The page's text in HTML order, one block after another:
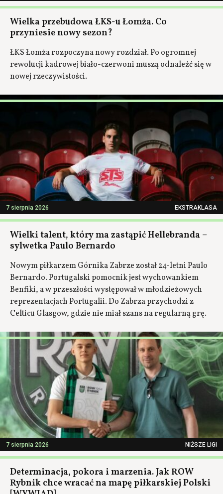
Wielka przebudowa ŁKS-u Łomża. Co
przyniesie nowy sezon?
ŁKS Łomża rozpoczyna nowy rozdział. Po ogromnej
rewolucji kadrowej biało-czerwoni muszą odnaleźć się w
nowej rzeczywistości.
7 sierpnia 2026 EKSTRAKLASA
Wielki talent, który ma zastąpić Hellebranda –
sylwetka Paulo Bernardo
Nowym piłkarzem Górnika Zabrze został 24-letni Paulo
Bernardo. Portugalski pomocnik jest wychowankiem
Benfiki, a w przeszłości występował w młodzieżowych
reprezentacjach Portugalii. Do Zabrza przychodzi z
Celticu Glasgow, gdzie nie miał szans na regularną grę.
7 sierpnia 2026 NIŻSZE LIGI
Determinacja, pokora i marzenia. Jak ROW
Rybnik chce wracać na mapę piłkarskiej Polski